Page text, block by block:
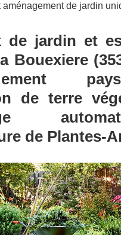
aménagement de jardin
de jardin et
Bouexiere
de terre
de Plantes-